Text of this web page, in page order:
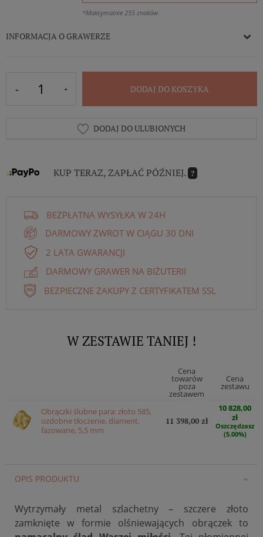
*Maksymalnie 255 znaków.
INFORMACJA O GRAWERZE
DODAJ DO KOSZYKA
DODAJ DO ULUBIONYCH
KUP TERAZ, ZAPŁAĆ PÓŹNIEJ. ?
BEZPŁATNA WYSYŁKA W 24H
DARMOWY ZWROT W CIĄGU 30 DNI
2 LATA GWARANCJI
DARMOWY GRAWER NA BIŻUTERII
BEZPIECZNE ZAKUPY Z CERTYFIKATEM SSL
W ZESTAWIE TANIEJ !
Cena
towarów
poza
zestawem
Cena
zestawu
Obrączki ślubne para: złoto 585,
ozdobne tłoczenie, diament,
fazowane, 5,5 mm
11 398,00 zł
10 828,00
zł
Oszczędzasz
(5.00%)
OPIS PRODUKTU
Wytrzymały metal szlachetny – szczere złoto
zamknięte w formie olśniewających obrączek to